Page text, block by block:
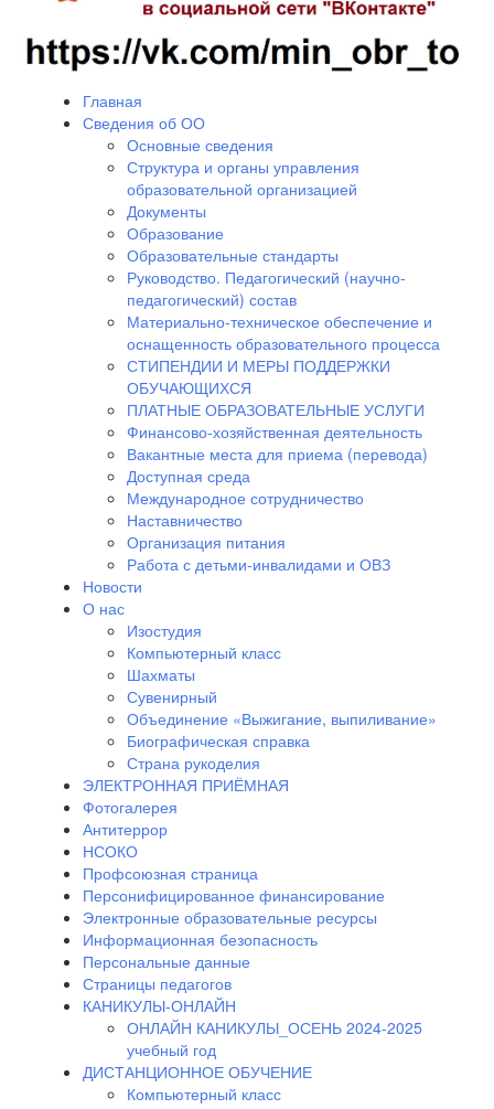
Главная
Сведения об ОО
Основные сведения
Структура и органы управления
образовательной организацией
Документы
Образование
Образовательные стандарты
Руководство. Педагогический (научно-
педагогический) состав
Материально-техническое обеспечение и
оснащенность образовательного процесса
СТИПЕНДИИ И МЕРЫ ПОДДЕРЖКИ
ОБУЧАЮЩИХСЯ
ПЛАТНЫЕ ОБРАЗОВАТЕЛЬНЫЕ УСЛУГИ
Финансово-хозяйственная деятельность
Вакантные места для приема (перевода)
Доступная среда
Международное сотрудничество
Наставничество
Организация питания
Работа с детьми-инвалидами и ОВЗ
Новости
О нас
Изостудия
Компьютерный класс
Шахматы
Сувенирный
Объединение «Выжигание, выпиливание»
Биографическая справка
Страна рукоделия
ЭЛЕКТРОННАЯ ПРИЁМНАЯ
Фотогалерея
Антитеррор
НСОКО
Профсоюзная страница
Персонифицированное финансирование
Электронные образовательные ресурсы
Информационная безопасность
Персональные данные
Страницы педагогов
КАНИКУЛЫ-ОНЛАЙН
ОНЛАЙН КАНИКУЛЫ_ОСЕНЬ 2024-2025
учебный год
ДИСТАНЦИОННОЕ ОБУЧЕНИЕ
Компьютерный класс